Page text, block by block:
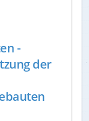
-
der